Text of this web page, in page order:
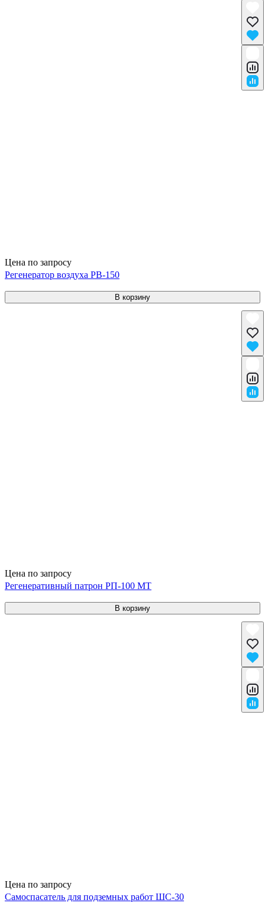
Цена по запросу
Регенератор воздуха РВ-150
В корзину
Цена по запросу
Регенеративный патрон РП-100 МТ
В корзину
Цена по запросу
Самоспасатель для подземных работ ШС-30